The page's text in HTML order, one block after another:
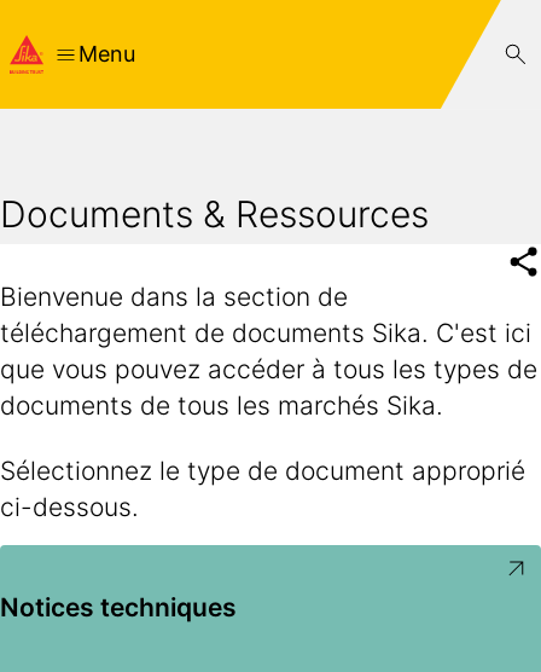
Menu
Documents & Ressources
Bienvenue dans la section de
téléchargement de documents Sika. C'est ici
que vous pouvez accéder à tous les types de
documents de tous les marchés Sika.
Sélectionnez le type de document approprié
ci-dessous.
Notices techniques